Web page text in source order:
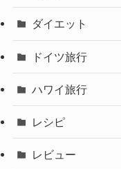
ダイエット
ドイツ旅行
ハワイ旅行
レシピ
レビュー